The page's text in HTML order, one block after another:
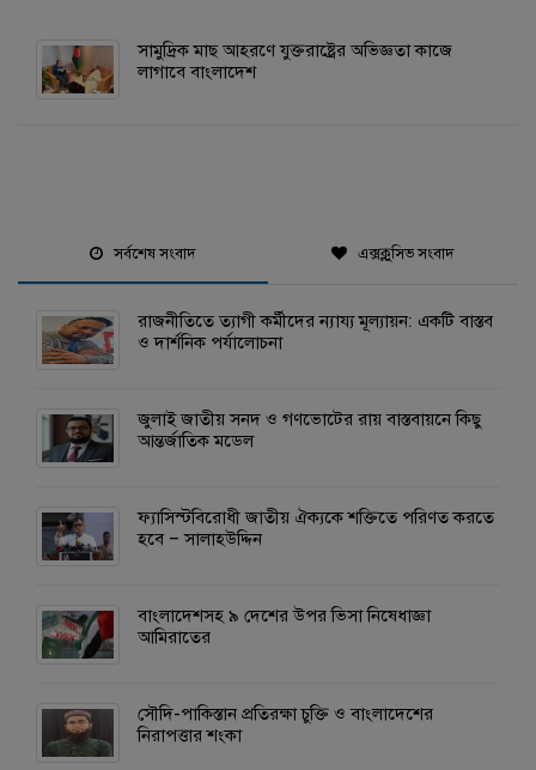
সামুদ্রিক মাছ আহরণে যুক্তরাষ্ট্রের অভিজ্ঞতা কাজে
লাগাবে বাংলাদেশ
সর্বশেষ সংবাদ এক্সক্লুসিভ সংবাদ
রাজনীতিতে ত্যাগী কর্মীদের ন্যায্য মূল্যায়ন: একটি বাস্তব
ও দার্শনিক পর্যালোচনা
জুলাই জাতীয় সনদ ও গণভোটের রায় বাস্তবায়নে কিছু
আন্তর্জাতিক মডেল
ফ্যাসিস্টবিরোধী জাতীয় ঐক্যকে শক্তিতে পরিণত করতে
হবে – সালাহউদ্দিন
বাংলাদেশসহ ৯ দেশের উপর ভিসা নিষেধাজ্ঞা
আমিরাতের
সৌদি-পাকিস্তান প্রতিরক্ষা চুক্তি ও বাংলাদেশের
নিরাপত্তার শংকা